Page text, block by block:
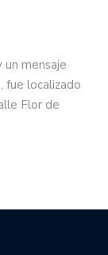
un mensaje
fue localizado
Flor de